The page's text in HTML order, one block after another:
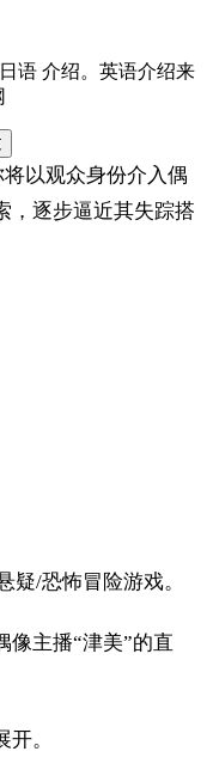
语 介绍。英语介绍来
以观众身份介入偶
，逐步逼近其失踪搭
疑/恐怖冒险游戏。
像主播“津美”的直
。